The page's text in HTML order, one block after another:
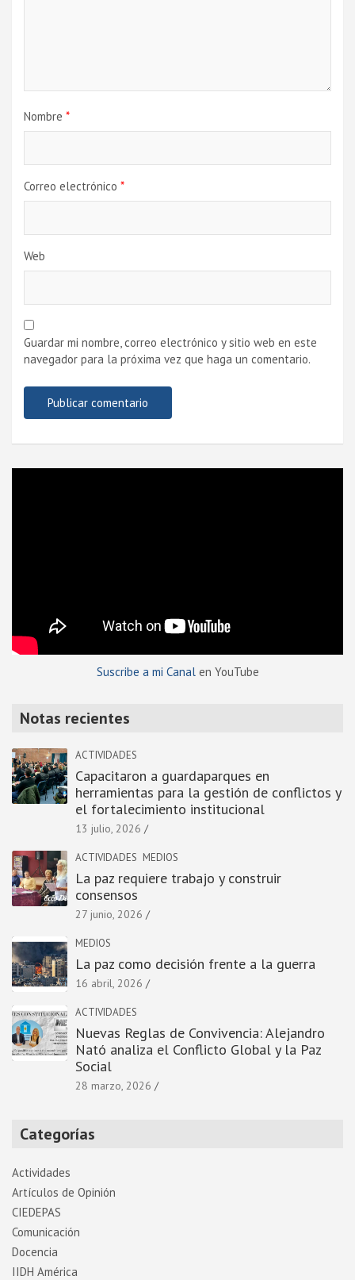
Nombre *
Correo electrónico *
Web
Guardar mi nombre, correo electrónico y sitio web en este
navegador para la próxima vez que haga un comentario.
Suscribe a mi Canalen YouTube
Notas recientes
ACTIVIDADES
Capacitaron a guardaparques en
herramientas para la gestión de conflictos y
el fortalecimiento institucional
13 julio, 2026
ACTIVIDADES MEDIOS
La paz requiere trabajo y construir
consensos
27 junio, 2026
MEDIOS
La paz como decisión frente a la guerra
16 abril, 2026
ACTIVIDADES
Nuevas Reglas de Convivencia: Alejandro
Nató analiza el Conflicto Global y la Paz
Social
28 marzo, 2026
Categorías
Actividades
Artí­culos de Opinión
CIEDEPAS
Comunicación
Docencia
IIDH América